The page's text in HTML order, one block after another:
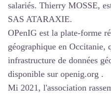
salariés. Thierry MOSSE,
SAS ATARAXIE.
OPenIG est la plate-forme
géographique en Occitanie,
infrastructure de données
disponible sur openig.org .
Mi 2021, l'association